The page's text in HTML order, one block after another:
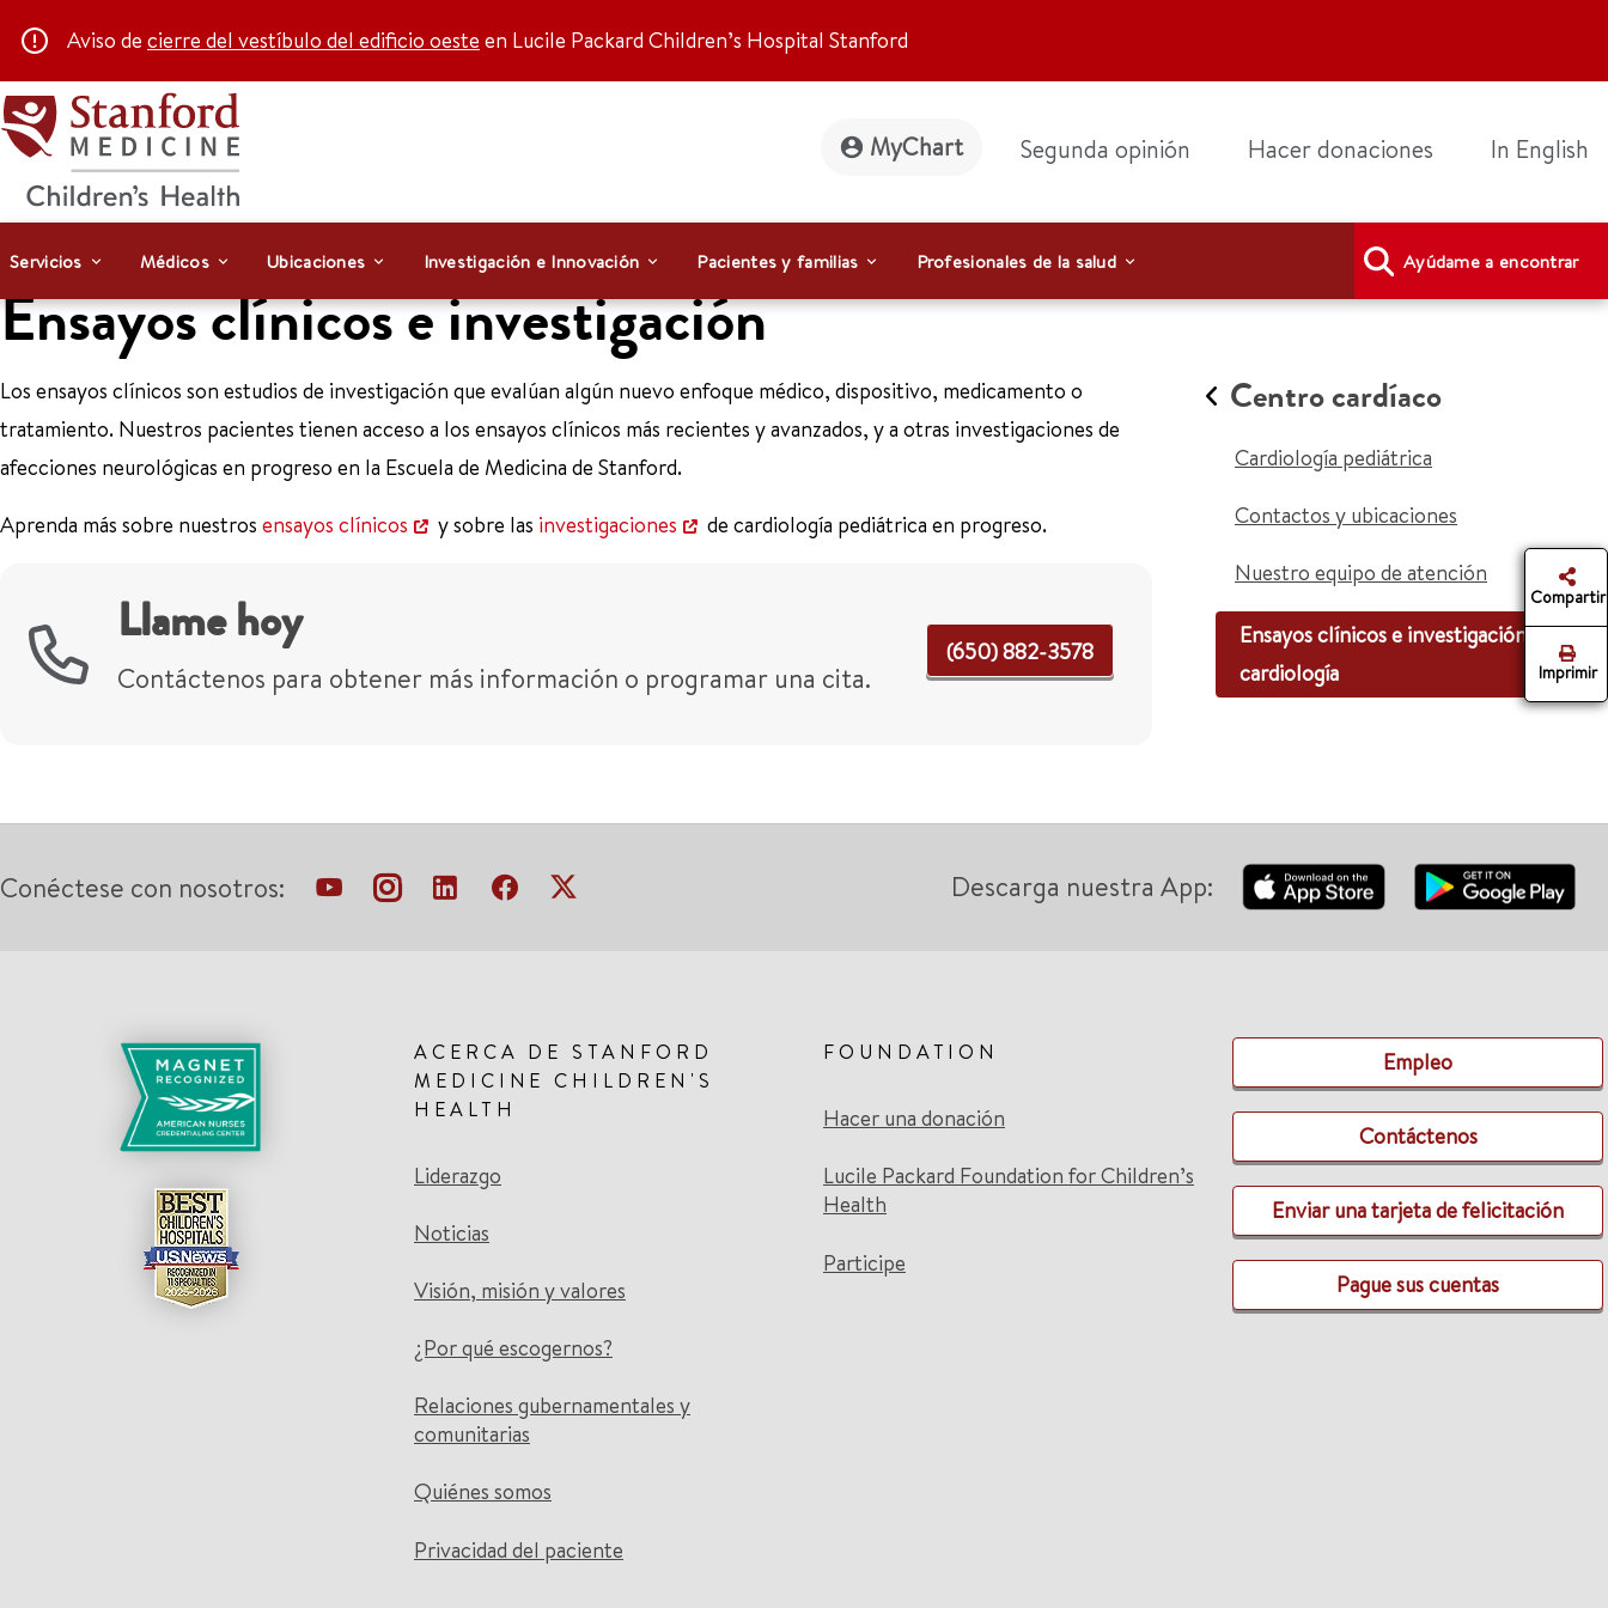
Aviso de cierre del vestíbulo del edificio oeste en Lucile Packard Children’s Hospital Stanford
MyChart Segunda opinión Hacer donaciones In English
Servicios Médicos Ubicaciones Investigación e Innovación Pacientes y familias Profesionales de la salud Ayúdame a encontrar
Ensayos clínicos e investigación
Los ensayos clínicos son estudios de investigación que evalúan algún nuevo enfoque médico, dispositivo, medicamento o
tratamiento. Nuestros pacientes tienen acceso a los ensayos clínicos más recientes y avanzados, y a otras investigaciones de
afecciones neurológicas en progreso en la Escuela de Medicina de Stanford.
Aprenda más sobre nuestros ensayos clínicos y sobre las investigaciones de cardiología pediátrica en progreso.
Llame hoy
Contáctenos para obtener más información o programar una cita.
(650) 882-3578
Centro cardíaco
Cardiología pediátrica
Contactos y ubicaciones
Nuestro equipo de atención
Ensayos clínicos e investigación en
cardiología
Compartir
Imprimir
Conéctese con nosotros: Descarga nuestra App:
ACERCA DE STANFORD
MEDICINE CHILDREN'S
HEALTH
Liderazgo
Noticias
Visión, misión y valores
¿Por qué escogernos?
Relaciones gubernamentales y
comunitarias
Quiénes somos
Privacidad del paciente
FOUNDATION
Hacer una donación
Lucile Packard Foundation for Children’s
Health
Participe
Empleo
Contáctenos
Enviar una tarjeta de felicitación
Pague sus cuentas